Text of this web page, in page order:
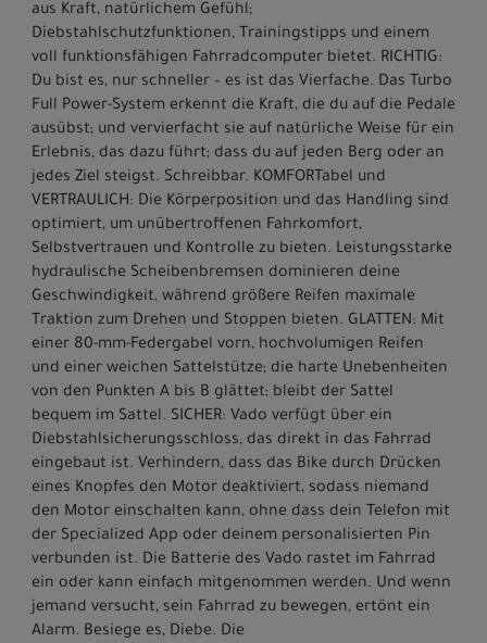
aus Kraft, natürlichem Gefühl;
Diebstahlschutzfunktionen, Trainingstipps und einem
voll funktionsfähigen Fahrradcomputer bietet. RICHTIG:
Du bist es, nur schneller – es ist das Vierfache. Das Turbo
Full Power-System erkennt die Kraft, die du auf die Pedale
ausübst; und vervierfacht sie auf natürliche Weise für ein
Erlebnis, das dazu führt; dass du auf jeden Berg oder an
jedes Ziel steigst. Schreibbar. KOMFORTabel und
VERTRAULICH: Die Körperposition und das Handling sind
optimiert, um unübertroffenen Fahrkomfort,
Selbstvertrauen und Kontrolle zu bieten. Leistungsstarke
hydraulische Scheibenbremsen dominieren deine
Geschwindigkeit, während größere Reifen maximale
Traktion zum Drehen und Stoppen bieten. GLATTEN: Mit
einer 80-mm-Federgabel vorn, hochvolumigen Reifen
und einer weichen Sattelstütze; die harte Unebenheiten
von den Punkten A bis B glättet; bleibt der Sattel
bequem im Sattel. SICHER: Vado verfügt über ein
Diebstahlsicherungsschloss, das direkt in das Fahrrad
eingebaut ist. Verhindern, dass das Bike durch Drücken
eines Knopfes den Motor deaktiviert, sodass niemand
den Motor einschalten kann, ohne dass dein Telefon mit
der Specialized App oder deinem personalisierten Pin
verbunden ist. Die Batterie des Vado rastet im Fahrrad
ein oder kann einfach mitgenommen werden. Und wenn
jemand versucht, sein Fahrrad zu bewegen, ertönt ein
Alarm. Besiege es, Diebe. Die